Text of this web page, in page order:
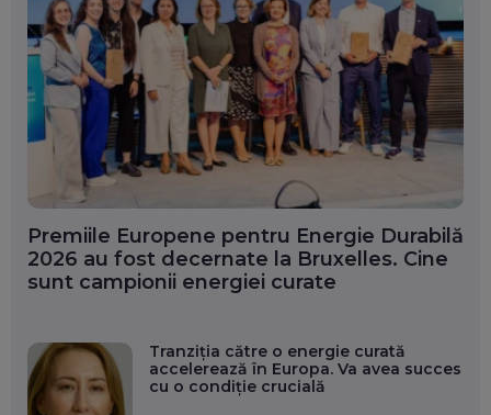
Premiile Europene pentru Energie Durabilă
2026 au fost decernate la Bruxelles. Cine
sunt campionii energiei curate
Tranziția către o energie curată
accelerează în Europa. Va avea succes
cu o condiție crucială